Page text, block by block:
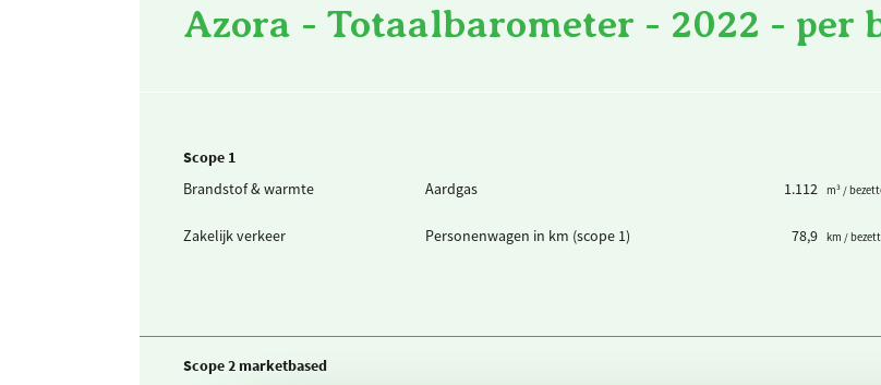
Azora - Totaalbarometer - 2022 - per
Scope 1
Brandstof & warmte
Aardgas 1.112 m³ /
Zakelijk verkeer Personenwagen in km (scope 1) 78,9 km /
Scope 2 marketbased